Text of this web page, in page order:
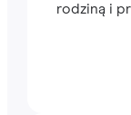
rodziną i